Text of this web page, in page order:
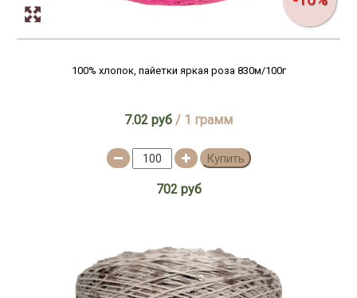
100% хлопок, пайетки яркая роза 830м/100г
7.02 руб / 1 грамм
Купить
702 руб